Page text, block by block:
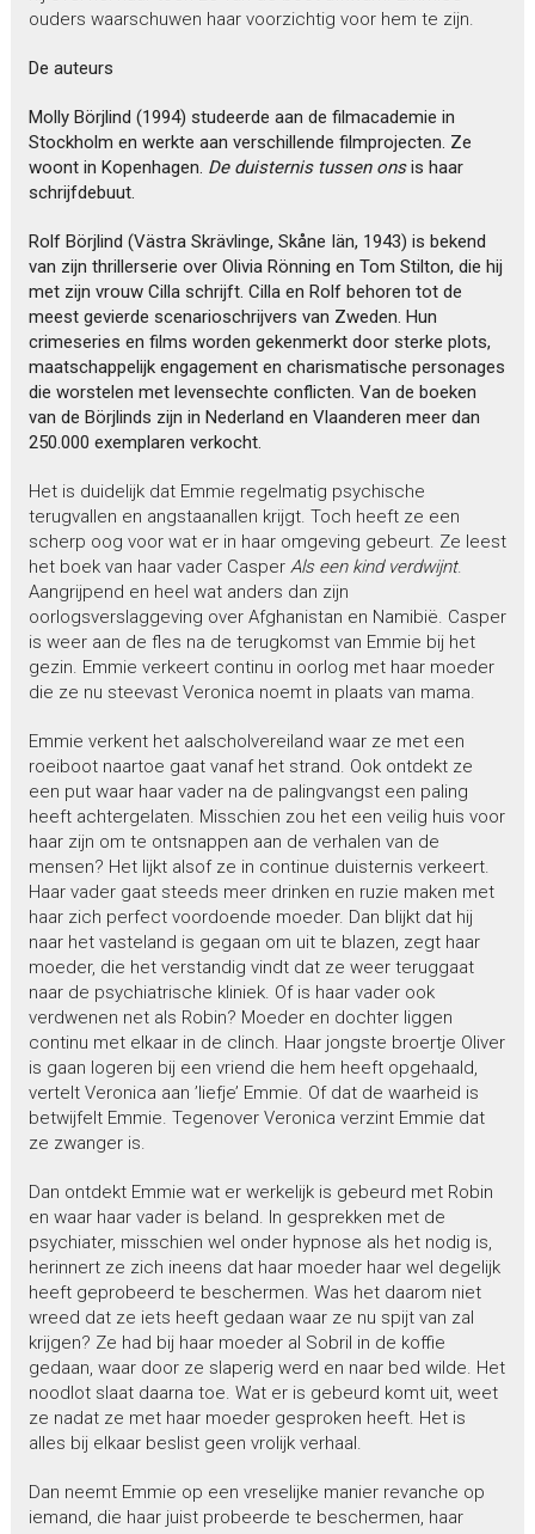
ouders waarschuwen haar voorzichtig voor hem te zijn.
De auteurs
Molly Börjlind (1994) studeerde aan de filmacademie in
Stockholm en werkte aan verschillende filmprojecten. Ze
woont in Kopenhagen. De duisternis tussen onsis haar
schrijfdebuut.
Rolf Börjlind (Västra Skrävlinge, Skåne Iän, 1943) is bekend
van zijn thrillerserie over Olivia Rönning en Tom Stilton, die hij
met zijn vrouw Cilla schrijft. Cilla en Rolf behoren tot de
meest gevierde scenarioschrijvers van Zweden. Hun
crimeseries en films worden gekenmerkt door sterke plots,
maatschappelijk engagement en charismatische personages
die worstelen met levensechte conflicten. Van de boeken
van de Börjlinds zijn in Nederland en Vlaanderen meer dan
250.000 exemplaren verkocht.
Het is duidelijk dat Emmie regelmatig psychische
terugvallen en angstaanallen krijgt. Toch heeft ze een
scherp oog voor wat er in haar omgeving gebeurt. Ze leest
het boek van haar vader Casper Als een kind verdwijnt.
Aangrijpend en heel wat anders dan zijn
oorlogsverslaggeving over Afghanistan en Namibië. Casper
is weer aan de fles na de terugkomst van Emmie bij het
gezin. Emmie verkeert continu in oorlog met haar moeder
die ze nu steevast Veronica noemt in plaats van mama.
Emmie verkent het aalscholvereiland waar ze met een
roeiboot naartoe gaat vanaf het strand. Ook ontdekt ze
een put waar haar vader na de palingvangst een paling
heeft achtergelaten. Misschien zou het een veilig huis voor
haar zijn om te ontsnappen aan de verhalen van de
mensen? Het lijkt alsof ze in continue duisternis verkeert.
Haar vader gaat steeds meer drinken en ruzie maken met
haar zich perfect voordoende moeder. Dan blijkt dat hij
naar het vasteland is gegaan om uit te blazen, zegt haar
moeder, die het verstandig vindt dat ze weer teruggaat
naar de psychiatrische kliniek. Of is haar vader ook
verdwenen net als Robin? Moeder en dochter liggen
continu met elkaar in de clinch. Haar jongste broertje Oliver
is gaan logeren bij een vriend die hem heeft opgehaald,
vertelt Veronica aan ’liefje’ Emmie. Of dat de waarheid is
betwijfelt Emmie. Tegenover Veronica verzint Emmie dat
ze zwanger is.
Dan ontdekt Emmie wat er werkelijk is gebeurd met Robin
en waar haar vader is beland. In gesprekken met de
psychiater, misschien wel onder hypnose als het nodig is,
herinnert ze zich ineens dat haar moeder haar wel degelijk
heeft geprobeerd te beschermen. Was het daarom niet
wreed dat ze iets heeft gedaan waar ze nu spijt van zal
krijgen? Ze had bij haar moeder al Sobril in de koffie
gedaan, waar door ze slaperig werd en naar bed wilde. Het
noodlot slaat daarna toe. Wat er is gebeurd komt uit, weet
ze nadat ze met haar moeder gesproken heeft. Het is
alles bij elkaar beslist geen vrolijk verhaal.
Dan neemt Emmie op een vreselijke manier revanche op
iemand, die haar juist probeerde te beschermen, haar